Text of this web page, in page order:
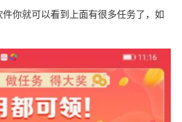
你就可以看到上面有很多任务了，如